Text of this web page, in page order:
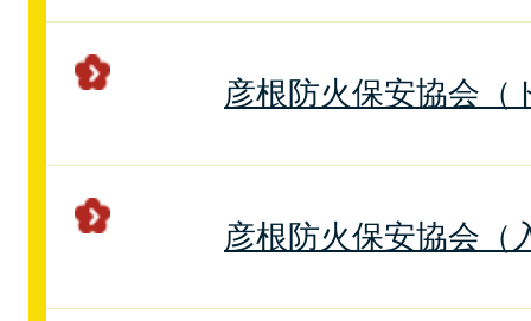
彦根防火保安協会（
彦根防火保安協会（